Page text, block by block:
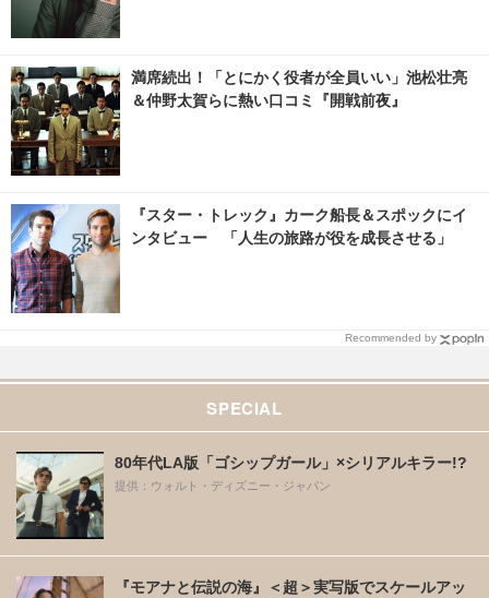
満席続出！「とにかく役者が全員いい」池松壮亮
＆仲野太賀らに熱い口コミ『開戦前夜』
『スター・トレック』カーク船長＆スポックにイ
ンタビュー 「人生の旅路が役を成長させる」
Recommended by
SPECIAL
80年代LA版「ゴシップガール」×シリアルキラー!?
提供：ウォルト・ディズニー・ジャパン
『モアナと伝説の海』＜超＞実写版でスケールアッ